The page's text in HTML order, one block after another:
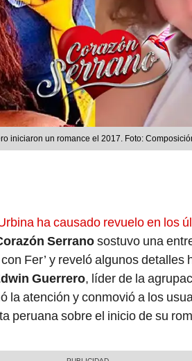
iniciaron un romance el 2017. Foto:
Serranosostuvo una
Fer’ y reveló algunos detalles
Guerrero, líder de la
la atención y conmovió a los
peruana sobre el inicio de su